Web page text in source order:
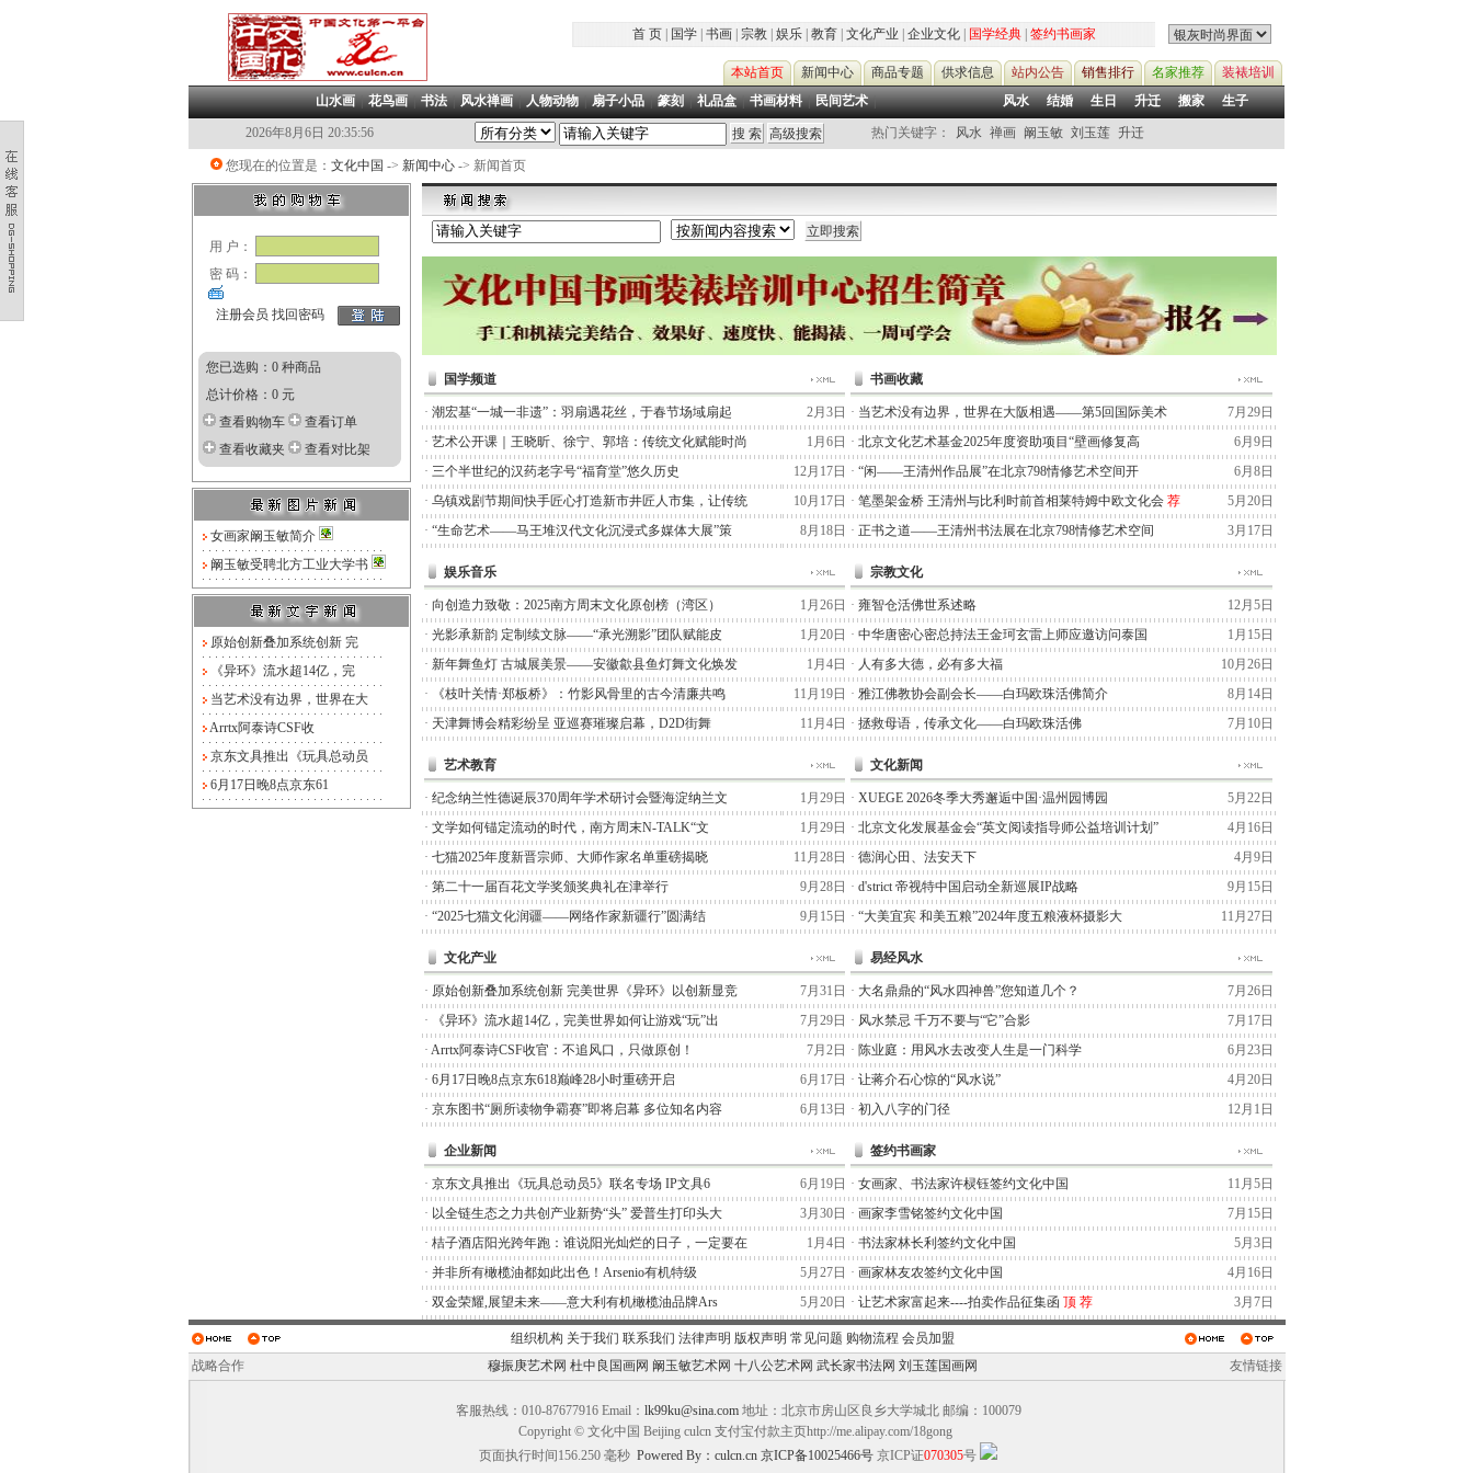
首 页| 国学| 书画| 宗教| 娱乐| 教育| 文化产业 企业文化| 国学经典| 签约书画家
本站首页 新闻中心 商品专题 供求信息 站内公告 销售排行 名家推荐
装裱培训
山水画|花鸟画|书法|风水禅画|人物动物|扇子小品|篆刻 |礼品盒|书画材料|民间艺术| 风水 结婚 生日 升迁 搬家 生子
2026年8月6日 20:35:56 热门关键字： 风水 禅画 阚玉敏 刘玉莲 升迁
您现在的位置是： 文化中国 -> 新闻中心 -> 新闻首页
用 户：
密 码：
注册会员 找回密码
您已选购：0 种商品
总计价格：0 元
查看购物车
查看订单
查看收藏夹
查看对比架
女画家阚玉敏简介
阚玉敏受聘北方工业大学书
原始创新叠加系统创新 完
《异环》流水超14亿，完
当艺术没有边界，世界在大
Arrtx阿泰诗CSF收
京东文具推出《玩具总动员
6月17日晚8点京东61
国学频道
· 潮宏基“一城一非遗”：羽扇遇花丝，于春节场域扇起
2月3日
· 艺术公开课｜王晓昕、徐宁、郭培：传统文化赋能时尚
1月6日
· 三个半世纪的汉药老字号“福育堂”悠久历史
12月17日
· 乌镇戏剧节期间快手匠心打造新市井匠人市集，让传统
10月17日
· “生命艺术——马王堆汉代文化沉浸式多媒体大展”策 8月18日
书画收藏
· 当艺术没有边界，世界在大阪相遇——第5回国际美术
7月29日
· 北京文化艺术基金2025年度资助项目“壁画修复高
6月9日
· “闲——王清州作品展”在北京798情修艺术空间开
6月8日
· 笔墨架金桥 王清州与比利时前首相莱特姆中欧文化会 荐
5月20日
· 正书之道——王清州书法展在北京798情修艺术空间 3月17日
娱乐音乐
· 向创造力致敬：2025南方周末文化原创榜（湾区）
1月26日
· 光影承新韵 定制续文脉——“承光溯影”团队赋能皮
1月20日
· 新年舞鱼灯 古城展美景——安徽歙县鱼灯舞文化焕发
1月4日
·
《枝叶关情·郑板桥》：竹影风骨里的古今清廉共鸣
11月19日
· 天津舞博会精彩纷呈 亚巡赛璀璨启幕，D2D街舞 11月4日
宗教文化
· 雍智仓活佛世系述略
12月5日
· 中华唐密心密总持法王金珂玄雷上师应邀访问泰国
1月15日
· 人有多大德，必有多大福
10月26日
· 雅江佛教协会副会长——白玛欧珠活佛简介
8月14日
· 拯救母语，传承文化——白玛欧珠活佛 7月10日
艺术教育
· 纪念纳兰性德诞辰370周年学术研讨会暨海淀纳兰文
1月29日
· 文学如何锚定流动的时代，南方周末N-TALK“文
1月29日
· 七猫2025年度新晋宗师、大师作家名单重磅揭晓
11月28日
· 第二十一届百花文学奖颁奖典礼在津举行
9月28日
· “2025七猫文化润疆——网络作家新疆行”圆满结 9月15日
文化新闻
· XUEGE 2026冬季大秀邂逅中国·温州园博园
5月22日
· 北京文化发展基金会“英文阅读指导师公益培训计划”
4月16日
· 德润心田、法安天下
4月9日
· d'strict 帝视特中国启动全新巡展IP战略
9月15日
· “大美宜宾 和美五粮”2024年度五粮液杯摄影大 11月27日
文化产业
· 原始创新叠加系统创新 完美世界《异环》以创新显竞
7月31日
·
《异环》流水超14亿，完美世界如何让游戏“玩”出
7月29日
· Arrtx阿泰诗CSF收官：不追风口，只做原创！
7月2日
· 6月17日晚8点京东618巅峰28小时重磅开启
6月17日
· 京东图书“厕所读物争霸赛”即将启幕 多位知名内容 6月13日
易经风水
· 大名鼎鼎的“风水四神兽”您知道几个？
7月26日
· 风水禁忌 千万不要与“它”合影
7月17日
· 陈业庭：用风水去改变人生是一门科学
6月23日
· 让蒋介石心惊的“风水说”
4月20日
· 初入八字的门径 12月1日
企业新闻
· 京东文具推出《玩具总动员5》联名专场 IP文具6
6月19日
· 以全链生态之力共创产业新势“头” 爱普生打印头大
3月30日
· 桔子酒店阳光跨年跑：谁说阳光灿烂的日子，一定要在
1月4日
· 并非所有橄榄油都如此出色！Arsenio有机特级
5月27日
· 双金荣耀,展望未来——意大利有机橄榄油品牌Ars 5月20日
签约书画家
· 女画家、书法家许棂钰签约文化中国
11月5日
· 画家李雪铭签约文化中国
7月15日
· 书法家林长利签约文化中国
5月3日
· 画家林友农签约文化中国
4月16日
· 让艺术家富起来----拍卖作品征集函 顶 荐 3月7日
组织机构 关于我们 联系我们 法律声明 版权声明 常见问题 购物流程 会员加盟
战略合作
穆振庚艺术网 杜中良国画网 阚玉敏艺术网 十八公艺术网 武长家书法网 刘玉莲国画网 友情链接
客服热线：010-87677916 Email： lk99ku@sina.com地址：北京市房山区良乡大学城北 邮编：100079
Copyright © 文化中国 Beijing culcn 支付宝付款主页http://me.alipay.com/18gong
页面执行时间156.250 毫秒 Powered By：culcn.cn 京ICP备10025466号 京ICP证070305号